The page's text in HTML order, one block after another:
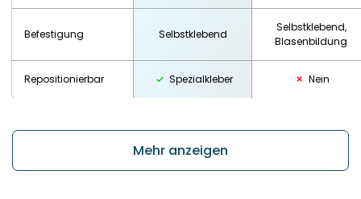
Befestigung Selbstklebend
Selbstklebend,
Blasenbildung
Repositionierbar Spezialkleber Nein
Mehr anzeigen